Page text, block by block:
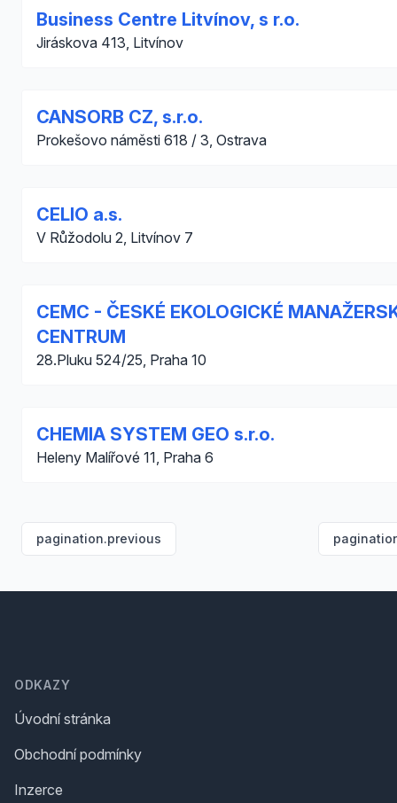
Business Centre Litvínov, s r.o.
Jiráskova 413, Litvínov
CANSORB CZ, s.r.o.
Prokešovo náměsti 618 / 3, Ostrava
CELIO a.s.
V Růžodolu 2, Litvínov 7
CEMC - ČESKÉ EKOLOGICKÉ
CENTRUM
28.Pluku 524/25, Praha 10
CHEMIA SYSTEM GEO s.r.o.
Heleny Malířové 11, Praha 6
pagination.previous
ODKAZY
Úvodní stránka
Obchodní podmínky
Inzerce